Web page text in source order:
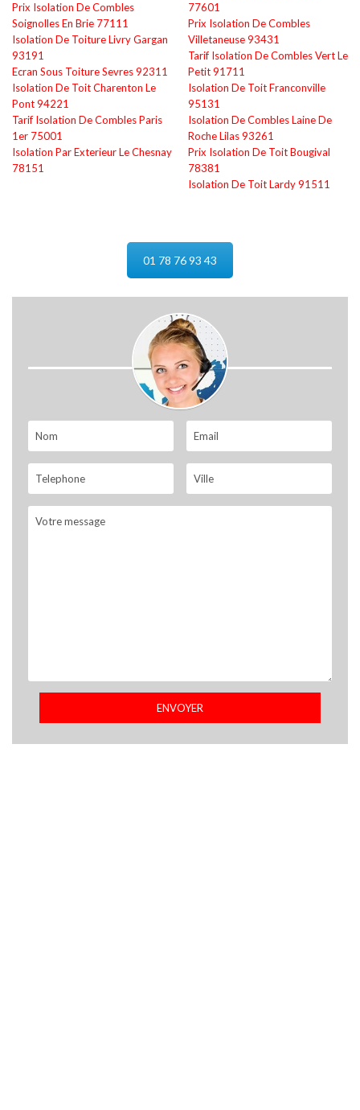
Prix Isolation De Combles
Soignolles En Brie 77111
Isolation De Toiture Livry Gargan
93191
Ecran Sous Toiture Sevres 92311
Isolation De Toit Charenton Le
Pont 94221
Tarif Isolation De Combles Paris
1er 75001
Isolation Par Exterieur Le Chesnay
78151
77601
Prix Isolation De Combles
Villetaneuse 93431
Tarif Isolation De Combles Vert Le
Petit 91711
Isolation De Toit Franconville
95131
Isolation De Combles Laine De
Roche Lilas 93261
Prix Isolation De Toit Bougival
78381
Isolation De Toit Lardy 91511
01 78 76 93 43